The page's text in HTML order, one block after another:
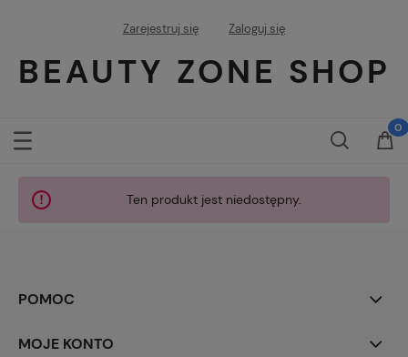
Zarejestruj się Zaloguj się
BEAUTY ZONE SHOP
Ten produkt jest niedostępny.
POMOC
MOJE KONTO